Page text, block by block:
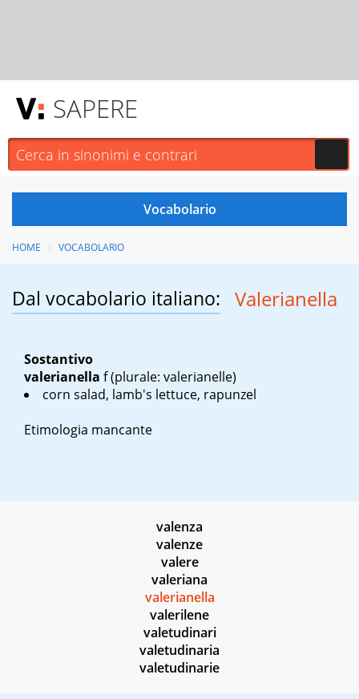
SAPERE
HOME VOCABOLARIO
Dal vocabolario italiano: Valerianella
Sostantivo
valerianella f(plurale: valerianelle)
corn salad, lamb's lettuce, rapunzel
Etimologia mancante
valenza
valenze
valere
valeriana
valerianella
valerilene
valetudinari
valetudinaria
valetudinarie